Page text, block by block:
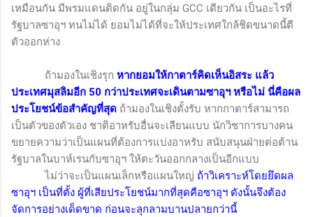
เหมือนกัน มีพรมแดนติดกัน อยู่ในกลุ่ม GCC เดียวกัน เป็นอะไรที่
รัฐบาลซาอุฯ ทนไม่ได้ ยอมไม่ได้ที่จะให้ประเทศใกล้ชิดขนาดนี้ตี
ตัวออกห่าง
ถ้ามองในเชิงรุก หากยอมให้กาตาร์คิดเห็นอิสระ แล้ว
ประเทศมุสลิมอีก 50 กว่าประเทศจะเดินตามซาอุฯ หรือไม่ นี่คือผล
ประโยชน์ข้อสำคัญที่สุด ถ้ามองในเชิงตั้งรับ หากกาตาร์สามารถ
เป็นตัวของตัวเอง ชาติอาหรับอื่นจะเลียนแบบ นักวิชาการบางคน
ขยายความว่าเป็นแผนที่ต้องการแบ่งอาหรับ สนับสนุนฝ่ายต่อต้าน
รัฐบาลในบาห์เรนกับซาอุฯ ให้ตะวันออกกลางเป็นอีกแบบ
ไม่ว่าจะเป็นแผนเล็กหรือแผนใหญ่ ถ้าวิเคราะห์โดยยึดผล
ซาอุฯ เป็นที่ตั้ง ผู้ที่เสียประโยชน์มากที่สุดคือซาอุฯ ดังนั้นจึงต้อง
จัดการอย่างเด็ดขาด ก่อนจะลุกลามบานปลายกว่านี้